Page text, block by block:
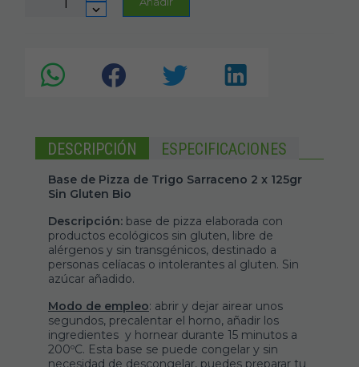
DESCRIPCIÓN ESPECIFICACIONES
Base de Pizza de Trigo Sarraceno 2 x 125gr
Sin Gluten Bio
Descripción: base de pizza elaborada con
productos ecológicos sin gluten, libre de
alérgenos y sin transgénicos, destinado a
personas celíacas o intolerantes al gluten. Sin
azúcar añadido.
Modo de empleo: abrir y dejar airear unos
segundos, precalentar el horno, añadir los
ingredientes y hornear durante 15 minutos a
200ºC. Esta base se puede congelar y sin
necesidad de descongelar, puedes preparar tu